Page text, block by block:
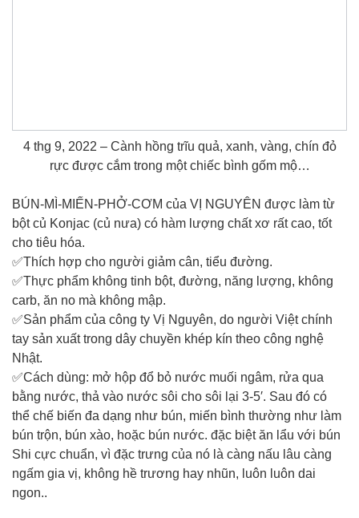
4 thg 9, 2022 – Cành hồng trĩu quả, xanh, vàng, chín đỏ
rực được cắm trong một chiếc bình gốm mộ…
BÚN-MÌ-MIẾN-PHỞ-CƠM của VỊ NGUYÊN được làm từ
bột củ Konjac (củ nưa) có hàm lượng chất xơ rất cao, tốt
cho tiêu hóa.
✅Thích hợp cho người giảm cân, tiểu đường.
✅Thực phẩm không tinh bột, đường, năng lượng, không
carb, ăn no mà không mập.
✅Sản phẩm của công ty Vị Nguyên, do người Việt chính
tay sản xuất trong dây chuyền khép kín theo công nghệ
Nhật.
✅Cách dùng: mở hộp đổ bỏ nước muối ngâm, rửa qua
bằng nước, thả vào nước sôi cho sôi lại 3-5′. Sau đó có
thể chế biến đa dạng như bún, miến bình thường như làm
bún trộn, bún xào, hoặc bún nước. đặc biệt ăn lẩu với bún
Shi cực chuẩn, vì đặc trưng của nó là càng nấu lâu càng
ngấm gia vị, không hề trương hay nhũn, luôn luôn dai
ngon..